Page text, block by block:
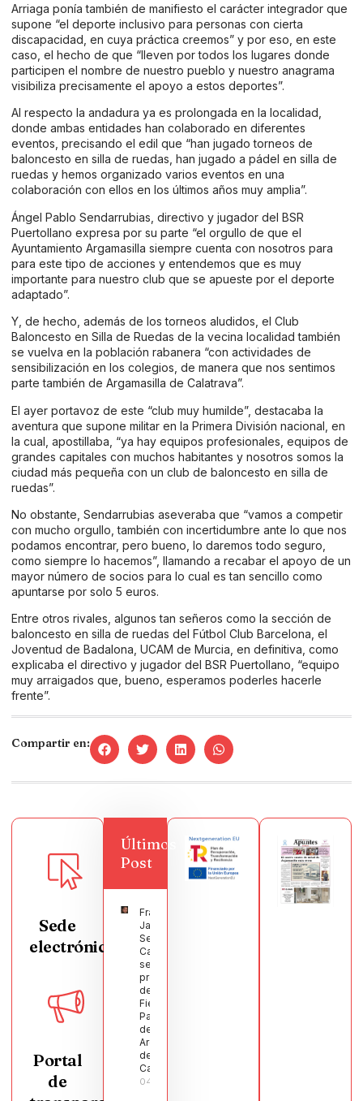
Arriaga ponía también de manifiesto el carácter integrador que
supone “el deporte inclusivo para personas con cierta
discapacidad, en cuya práctica creemos” y por eso, en este
caso, el hecho de que “lleven por todos los lugares donde
participen el nombre de nuestro pueblo y nuestro anagrama
visibiliza precisamente el apoyo a estos deportes”.
Al respecto la andadura ya es prolongada en la localidad,
donde ambas entidades han colaborado en diferentes
eventos, precisando el edil que “han jugado torneos de
baloncesto en silla de ruedas, han jugado a pádel en silla de
ruedas y hemos organizado varios eventos en una
colaboración con ellos en los últimos años muy amplia”.
Ángel Pablo Sendarrubias, directivo y jugador del BSR
Puertollano expresa por su parte “el orgullo de que el
Ayuntamiento Argamasilla siempre cuenta con nosotros para
para este tipo de acciones y entendemos que es muy
importante para nuestro club que se apueste por el deporte
adaptado”.
Y, de hecho, además de los torneos aludidos, el Club
Baloncesto en Silla de Ruedas de la vecina localidad también
se vuelva en la población rabanera “con actividades de
sensibilización en los colegios, de manera que nos sentimos
parte también de Argamasilla de Calatrava”.
El ayer portavoz de este “club muy humilde”, destacaba la
aventura que supone militar en la Primera División nacional, en
la cual, apostillaba, “ya hay equipos profesionales, equipos de
grandes capitales con muchos habitantes y nosotros somos la
ciudad más pequeña con un club de baloncesto en silla de
ruedas”.
No obstante, Sendarrubias aseveraba que “vamos a competir
con mucho orgullo, también con incertidumbre ante lo que nos
podamos encontrar, pero bueno, lo daremos todo seguro,
como siempre lo hacemos”, llamando a recabar el apoyo de un
mayor número de socios para lo cual es tan sencillo como
apuntarse por solo 5 euros.
Entre otros rivales, algunos tan señeros como la sección de
baloncesto en silla de ruedas del Fútbol Club Barcelona, el
Joventud de Badalona, UCAM de Murcia, en definitiva, como
explicaba el directivo y jugador del BSR Puertollano, “equipo
muy arraigados que, bueno, esperamos poderles hacerle
frente”.
Compartir en:
Sede
electrónica
Portal
de
Últimos
Post
Francisco
Javier
Segura
Castellanos
será el
pregonero
de las
Fiestas
Patronales
de
Argamasilla
de
Calatrava
04/08/2026